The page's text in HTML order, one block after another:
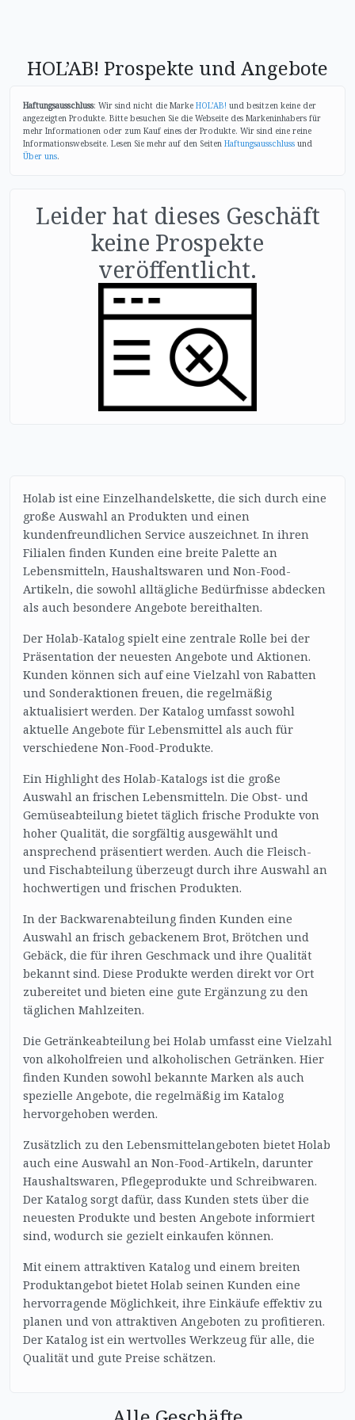
HOL’AB! Prospekte und Angebote
Haftungsausschluss: Wir sind nicht die Marke HOL’AB! und besitzen keine der
angezeigten Produkte. Bitte besuchen Sie die Webseite des Markeninhabers für
mehr Informationen oder zum Kauf eines der Produkte. Wir sind eine reine
Informationswebseite. Lesen Sie mehr auf den Seiten Haftungsausschluss und
Über uns.
Leider hat dieses Geschäft
keine Prospekte
veröffentlicht.
Holab ist eine Einzelhandelskette, die sich durch eine
große Auswahl an Produkten und einen
kundenfreundlichen Service auszeichnet. In ihren
Filialen finden Kunden eine breite Palette an
Lebensmitteln, Haushaltswaren und Non-Food-
Artikeln, die sowohl alltägliche Bedürfnisse abdecken
als auch besondere Angebote bereithalten.
Der Holab-Katalog spielt eine zentrale Rolle bei der
Präsentation der neuesten Angebote und Aktionen.
Kunden können sich auf eine Vielzahl von Rabatten
und Sonderaktionen freuen, die regelmäßig
aktualisiert werden. Der Katalog umfasst sowohl
aktuelle Angebote für Lebensmittel als auch für
verschiedene Non-Food-Produkte.
Ein Highlight des Holab-Katalogs ist die große
Auswahl an frischen Lebensmitteln. Die Obst- und
Gemüseabteilung bietet täglich frische Produkte von
hoher Qualität, die sorgfältig ausgewählt und
ansprechend präsentiert werden. Auch die Fleisch-
und Fischabteilung überzeugt durch ihre Auswahl an
hochwertigen und frischen Produkten.
In der Backwarenabteilung finden Kunden eine
Auswahl an frisch gebackenem Brot, Brötchen und
Gebäck, die für ihren Geschmack und ihre Qualität
bekannt sind. Diese Produkte werden direkt vor Ort
zubereitet und bieten eine gute Ergänzung zu den
täglichen Mahlzeiten.
Die Getränkeabteilung bei Holab umfasst eine Vielzahl
von alkoholfreien und alkoholischen Getränken. Hier
finden Kunden sowohl bekannte Marken als auch
spezielle Angebote, die regelmäßig im Katalog
hervorgehoben werden.
Zusätzlich zu den Lebensmittelangeboten bietet Holab
auch eine Auswahl an Non-Food-Artikeln, darunter
Haushaltswaren, Pflegeprodukte und Schreibwaren.
Der Katalog sorgt dafür, dass Kunden stets über die
neuesten Produkte und besten Angebote informiert
sind, wodurch sie gezielt einkaufen können.
Mit einem attraktiven Katalog und einem breiten
Produktangebot bietet Holab seinen Kunden eine
hervorragende Möglichkeit, ihre Einkäufe effektiv zu
planen und von attraktiven Angeboten zu profitieren.
Der Katalog ist ein wertvolles Werkzeug für alle, die
Qualität und gute Preise schätzen.